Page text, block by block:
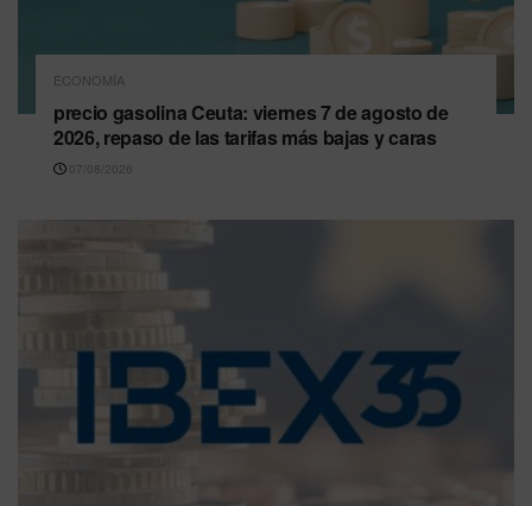
ECONOMÍA
precio gasolina Ceuta: viernes 7 de agosto de
2026, repaso de las tarifas más bajas y caras
07/08/2026